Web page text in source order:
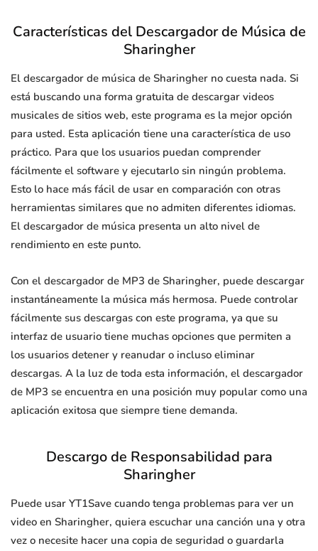
Características del Descargador de Música de
Sharingher
El descargador de música de Sharingher no cuesta nada. Si
está buscando una forma gratuita de descargar videos
musicales de sitios web, este programa es la mejor opción
para usted. Esta aplicación tiene una característica de uso
práctico. Para que los usuarios puedan comprender
fácilmente el software y ejecutarlo sin ningún problema.
Esto lo hace más fácil de usar en comparación con otras
herramientas similares que no admiten diferentes idiomas.
El descargador de música presenta un alto nivel de
rendimiento en este punto.
Con el descargador de MP3 de Sharingher, puede descargar
instantáneamente la música más hermosa. Puede controlar
fácilmente sus descargas con este programa, ya que su
interfaz de usuario tiene muchas opciones que permiten a
los usuarios detener y reanudar o incluso eliminar
descargas. A la luz de toda esta información, el descargador
de MP3 se encuentra en una posición muy popular como una
aplicación exitosa que siempre tiene demanda.
Descargo de Responsabilidad para
Sharingher
Puede usar YT1Save cuando tenga problemas para ver un
video en Sharingher, quiera escuchar una canción una y otra
vez o necesite hacer una copia de seguridad o guardarla